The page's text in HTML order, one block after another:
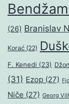
(26) Branislav
Korać (22)
F. Kenedi (23)
(31) Ezop (27)
Niče (27) Georg